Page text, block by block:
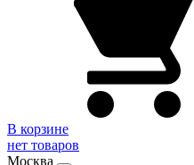
В корзине
нет товаров
Москва